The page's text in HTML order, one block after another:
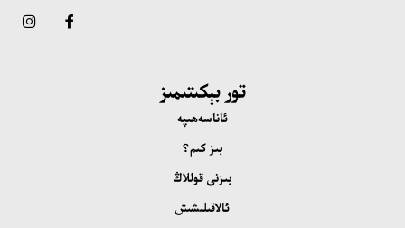
تور بېكىتىمىز
ئاناسەھىپە
بىز كىم؟
بىزنى قوللاڭ
ئالاقىلىشىش